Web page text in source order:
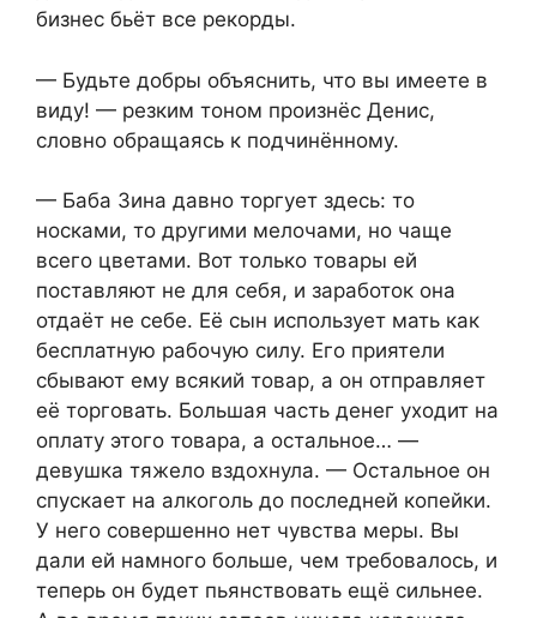
бизнес бьёт все рекорды.
— Будьте добры объяснить, что вы имеете в
виду! — резким тоном произнёс Денис,
словно обращаясь к подчинённому.
— Баба Зина давно торгует здесь: то
носками, то другими мелочами, но чаще
всего цветами. Вот только товары ей
поставляют не для себя, и заработок она
отдаёт не себе. Её сын использует мать как
бесплатную рабочую силу. Его приятели
сбывают ему всякий товар, а он отправляет
её торговать. Большая часть денег уходит на
оплату этого товара, а остальное… —
девушка тяжело вздохнула. — Остальное он
спускает на алкоголь до последней копейки.
У него совершенно нет чувства меры. Вы
дали ей намного больше, чем требовалось, и
теперь он будет пьянствовать ещё сильнее.